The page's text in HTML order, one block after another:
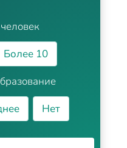
Более 10
Нет